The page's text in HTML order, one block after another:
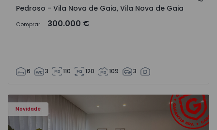
Pedroso - Vila Nova de Gaia, Vila Nova de Gaia
Comprar 300.000 €
6 3 110 120 109 3
Novidade
Apartamento T1 Lourinhã, Vimeiro - 1575406 - 1